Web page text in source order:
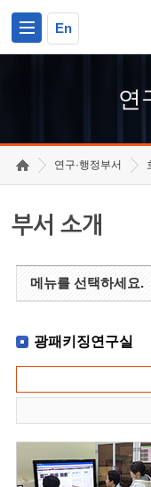
En
연
연구·행정부서
부서 소개
메뉴를 선택하세요.
광패키징연구실